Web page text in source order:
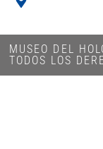
MUSEO DEL
TODOS LOS